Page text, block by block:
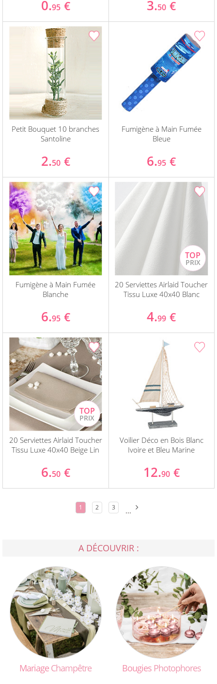
0.95 € 3.50 €
Petit Bouquet 10 branches
Santoline
2.50 €
Fumigène à Main Fumée
Bleue
6.95 €
Fumigène à Main Fumée
Blanche
6.95 €
20 Serviettes Airlaid Toucher
Tissu Luxe 40x40 Blanc
4.99 €
20 Serviettes Airlaid Toucher
Tissu Luxe 40x40 Beige Lin
6.50 €
Voilier Déco en Bois Blanc
Ivoire et Bleu Marine
12.90 €
1 2 3 ...
A DÉCOUVRIR :
Mariage Champêtre Bougies Photophores